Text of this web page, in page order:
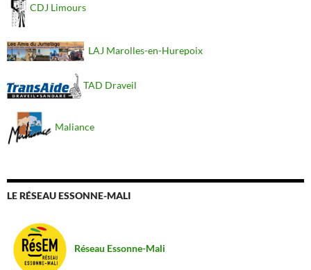
CDJ Limours
LAJ Marolles-en-Hurepoix
TAD Draveil
Maliance
LE RÉSEAU ESSONNE-MALI
Réseau Essonne-Mali